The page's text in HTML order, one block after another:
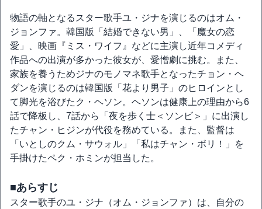
物語の軸となるスター歌手ユ・ジナを演じるのはオム・
ジョンファ。韓国版「結婚できない男」、「魔女の恋
愛」、映画『ミス・ワイフ』などに主演し近年コメディ
作品への出演が多かった彼女が、愛憎劇に挑む。また、
家族を養うためジナのモノマネ歌手となったチョン・ヘ
ダンを演じるのは韓国版「花より男子」のヒロインとし
て脚光を浴びたク・ヘソン。ヘソンは健康上の理由から6
話で降板し、7話から「夜を歩く士＜ソンビ＞」に出演し
たチャン・ヒジンが代役を務めている。また、監督は
「いとしのクム・サウォル」「私はチャン・ボリ！」を
手掛けたペク・ホミンが担当した。
■あらすじ
スター歌手のユ・ジナ（オム・ジョンファ）は、自分の